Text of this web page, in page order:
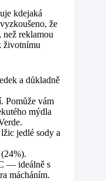
kdejaká
že
než reklamou
životnímu
a důkladně
Pomůže vám
mýdla
jedlé sody a
— ideálně s
mácháním.